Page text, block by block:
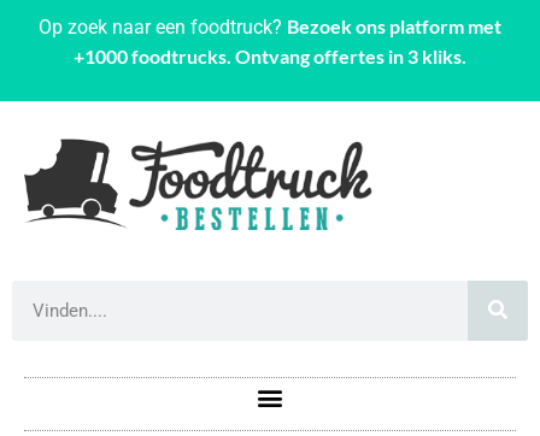
Op zoek naar een foodtruck? Bezoek ons platform met
+1000 foodtrucks. Ontvang offertes in 3 kliks.